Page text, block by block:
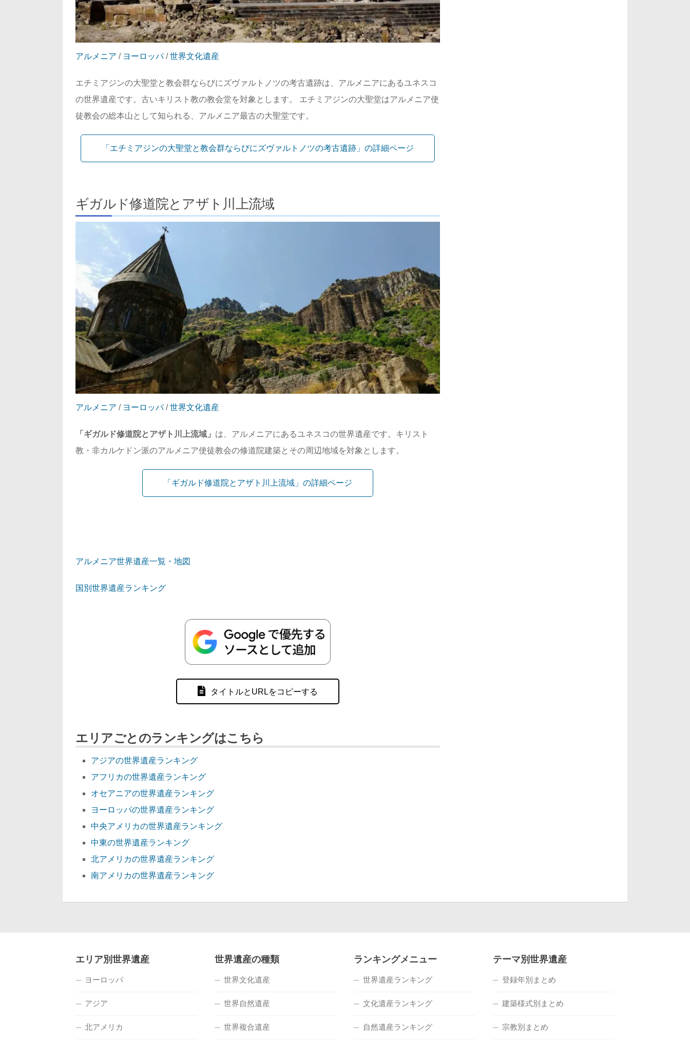
アルメニア / ヨーロッパ/世界文化遺産
エチミアジンの大聖堂と教会群ならびにズヴァルトノツの考古遺跡は、アルメニアにあるユネスコ
の世界遺産です。古いキリスト教の教会堂を対象とします。 エチミアジンの大聖堂はアルメニア使
徒教会の総本山として知られる、アルメニア最古の大聖堂です。
「エチミアジンの大聖堂と教会群ならびにズヴァルトノツの考古遺跡」の詳細ページ
ギガルド修道院とアザト川上流域
アルメニア / ヨーロッパ/世界文化遺産
「ギガルド修道院とアザト川上流域」 は、アルメニアにあるユネスコの世界遺産です。キリスト
教・非カルケドン派のアルメニア使徒教会の修道院建築とその周辺地域を対象とします。
「ギガルド修道院とアザト川上流域」の詳細ページ
アルメニア世界遺産一覧・地図
国別世界遺産ランキング
タイトルとURLをコピーする
エリアごとのランキングはこちら
アジアの世界遺産ランキング
アフリカの世界遺産ランキング
オセアニアの世界遺産ランキング
ヨーロッパの世界遺産ランキング
中央アメリカの世界遺産ランキング
中東の世界遺産ランキング
北アメリカの世界遺産ランキング
南アメリカの世界遺産ランキング
エリア別世界遺産
ヨーロッパ
アジア
北アメリカ
世界遺産の種類
世界文化遺産
世界自然遺産
世界複合遺産
ランキングメニュー
世界遺産ランキング
文化遺産ランキング
自然遺産ランキング
テーマ別世界遺産
登録年別まとめ
建築様式別まとめ
宗教別まとめ